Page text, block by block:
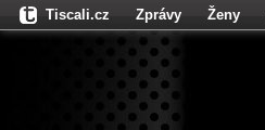
Tiscali.cz Zprávy Ženy
Fights.cz